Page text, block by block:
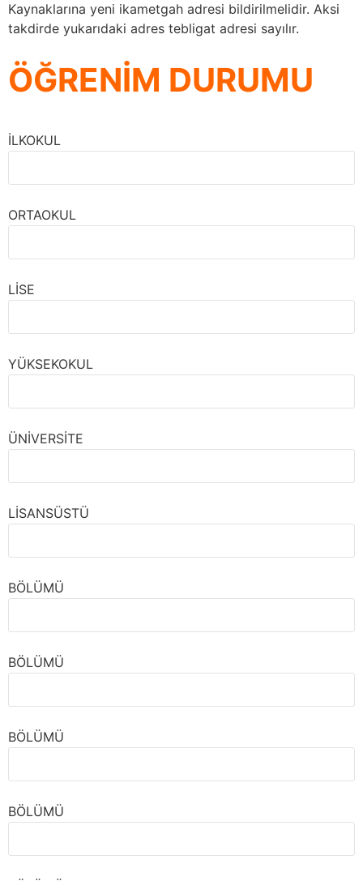
Kaynaklarına yeni ikametgah adresi bildirilmelidir. Aksi
takdirde yukarıdaki adres tebligat adresi sayılır.
ÖĞRENİM DURUMU
İLKOKUL
ORTAOKUL
LİSE
YÜKSEKOKUL
ÜNİVERSİTE
LİSANSÜSTÜ
BÖLÜMÜ
BÖLÜMÜ
BÖLÜMÜ
BÖLÜMÜ